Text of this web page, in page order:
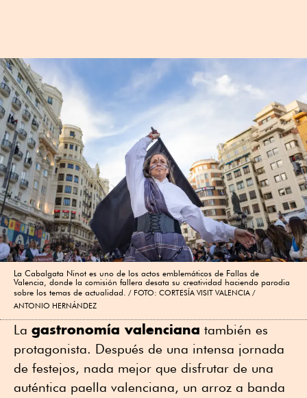
La Cabalgata Ninot es uno de los actos emblemáticos de Fallas de
Valencia, donde la comisión fallera desata su creatividad haciendo parodia
sobre los temas de actualidad.
FOTO: CORTESÍA VISIT VALENCIA /
ANTONIO HERNÁNDEZ
La gastronomía valenciana también es
protagonista. Después de una intensa jornada
de festejos, nada mejor que disfrutar de una
auténtica paella valenciana, un arroz a banda